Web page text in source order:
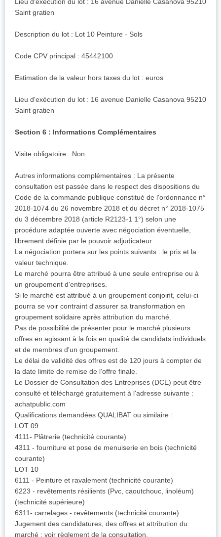
Lieu d'exécution du lot : 16 avenue Danielle Casanova 95210
Saint gratien
Description du lot : Lot 10 Peinture - Sols
Code CPV principal : 45442100
Estimation de la valeur hors taxes du lot : euros
Lieu d'exécution du lot : 16 avenue Danielle Casanova 95210
Saint gratien
Section 6 : Informations Complémentaires
Visite obligatoire : Non
Autres informations complémentaires : La présente
consultation est passée dans le respect des dispositions du
Code de la commande publique constitué de l'ordonnance n°
2018-1074 du 26 novembre 2018 et du décret n° 2018-1075
du 3 décembre 2018 (article R2123-1 1°) selon une
procédure adaptée ouverte avec négociation éventuelle,
librement définie par le pouvoir adjudicateur.
La négociation portera sur les points suivants : le prix et la
valeur technique.
Le marché pourra être attribué à une seule entreprise ou à
un groupement d'entreprises.
Si le marché est attribué à un groupement conjoint, celui-ci
pourra se voir contraint d'assurer sa transformation en
groupement solidaire après attribution du marché.
Pas de possibilité de présenter pour le marché plusieurs
offres en agissant à la fois en qualité de candidats individuels
et de membres d'un groupement.
Le délai de validité des offres est de 120 jours à compter de
la date limite de remise de l'offre finale.
Le Dossier de Consultation des Entreprises (DCE) peut être
consulté et téléchargé gratuitement à l'adresse suivante :
achatpublic.com
Qualifications demandées QUALIBAT ou similaire :
LOT 09
4111- Plâtrerie (technicité courante)
4311 - fourniture et pose de menuiserie en bois (technicité
courante)
LOT 10
6111 - Peinture et ravalement (technicité courante)
6223 - revêtements résilients (Pvc, caoutchouc, linoléum)
(technicité supérieure)
6311- carrelages - revêtements (technicité courante)
Jugement des candidatures, des offres et attribution du
marché : voir règlement de la consultation.